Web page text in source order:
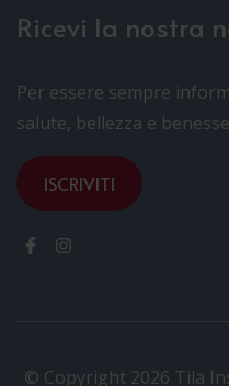
Ricevi la nostra
Per essere sempre
salute, bellezza e
ISCRIVITI
© Copyright 2026 Tila